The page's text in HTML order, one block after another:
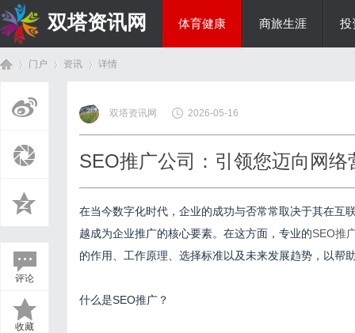
双塔资讯网 体育健康 商旅生涯 投
门户 资讯
›
详情
评论
收藏
双塔资讯网 2026-05-16
SEO推广公司：引领您迈向网络
在当今数字化时代，企业的成功与否常常取决于其在互
越成为企业推广的核心要素。在这方面，专业的SEO推
的作用、工作原理、选择标准以及未来发展趋势，以帮
什么是SEO推广？